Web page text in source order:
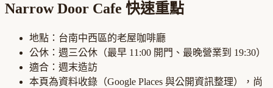
Narrow Door Cafe 快速重點
地點： 台南中西區的老屋咖啡廳
公休： 週三公休 （最早 11:00 開門、最晚營業到 19:30）
適合： 週末造訪
本頁為資料收錄（Google Places 與公開資訊整理），尚